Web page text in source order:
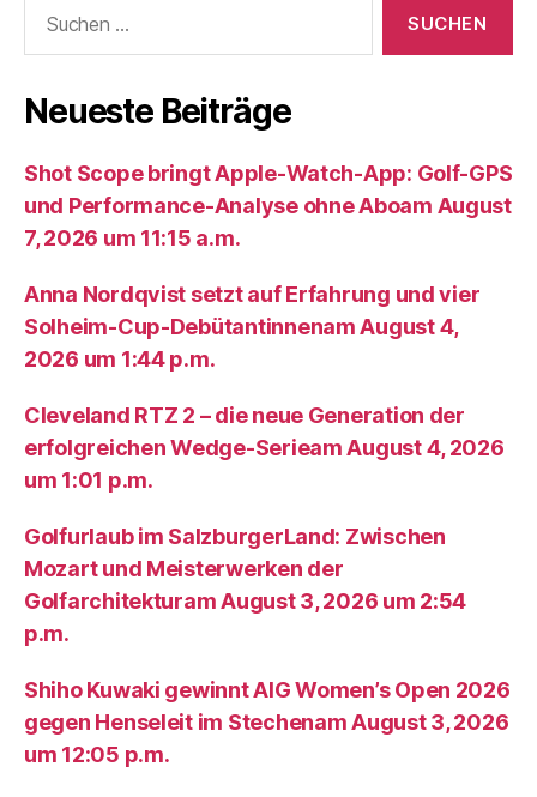
nach:
Neueste Beiträge
Shot Scope bringt Apple-Watch-App: Golf-GPS
und Performance-Analyse ohne Aboam August
7, 2026 um 11:15 a.m.
Anna Nordqvist setzt auf Erfahrung und vier
Solheim-Cup-Debütantinnenam August 4,
2026 um 1:44 p.m.
Cleveland RTZ 2 – die neue Generation der
erfolgreichen Wedge-Serieam August 4, 2026
um 1:01 p.m.
Golfurlaub im SalzburgerLand: Zwischen
Mozart und Meisterwerken der
Golfarchitekturam August 3, 2026 um 2:54
p.m.
Shiho Kuwaki gewinnt AIG Women’s Open 2026
gegen Henseleit im Stechenam August 3, 2026
um 12:05 p.m.